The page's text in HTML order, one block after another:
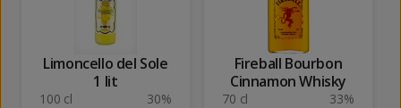
Limoncello del Sole
1 lit
100 cl 30%
Fireball Bourbon
Cinnamon Whisky
70 cl 33%